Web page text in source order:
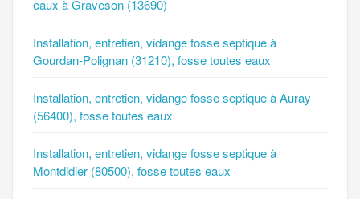
eaux à Graveson (13690)
Installation, entretien, vidange fosse septique à
Gourdan-Polignan (31210), fosse toutes eaux
Installation, entretien, vidange fosse septique à Auray
(56400), fosse toutes eaux
Installation, entretien, vidange fosse septique à
Montdidier (80500), fosse toutes eaux